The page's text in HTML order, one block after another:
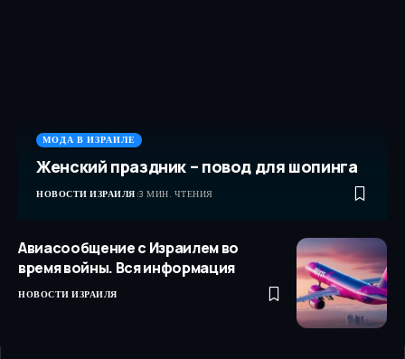
МОДА В ИЗРАИЛЕ
Женский праздник – повод для шопинга
НОВОСТИ ИЗРАИЛЯ 3 МИН. ЧТЕНИЯ
Авиасообщение с Израилем во
время войны. Вся информация
НОВОСТИ ИЗРАИЛЯ